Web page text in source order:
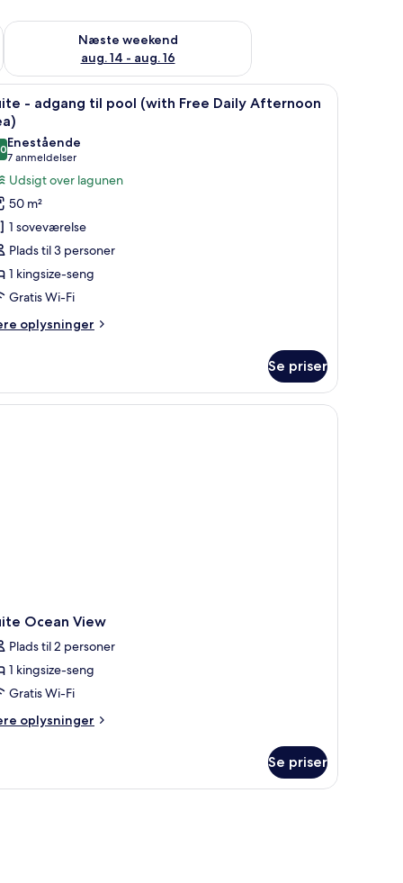
aug. 7 - aug. 9
Næste weekend
aug. 14 - aug. 16
Tjek tilgængelighed for næste weekend aug. 14 - aug. 16
værelset, skrivebord Et soveværelse med seng, natbord, spejl og
13
- adgang til pool (with Free Daily Afternoon
ud af 10
Enestående
7 anmeldelser
(7
anmeldelser)
Udsigt over lagunen
50 m²
1 soveværelse
Plads til 3 personer
1 kingsize-seng
Gratis Wi-Fi
oplysninger
Se priser
Ocean View
Plads til 2 personer
1 kingsize-seng
Gratis Wi-Fi
oplysninger
Se priser